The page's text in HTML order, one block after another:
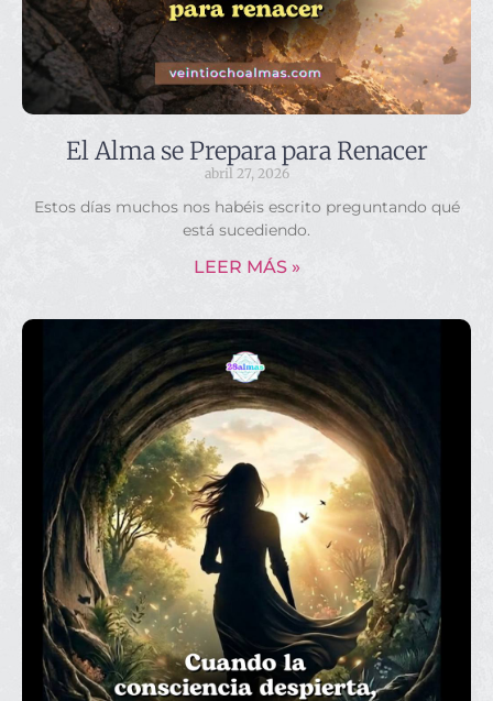
El Alma se Prepara para Renacer
abril 27, 2026
Estos días muchos nos habéis escrito preguntando qué
está sucediendo.
LEER MÁS »